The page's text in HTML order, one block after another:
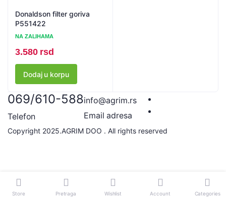
Store Pretraga Wishlist Account Categories
Donaldson filter goriva
P551422
NA ZALIHAMA
3.580 rsd
Dodaj u korpu
069/610-588
Telefon
info@agrim.rs
Email adresa
Copyright 2025.AGRIM DOO . All rights reserved